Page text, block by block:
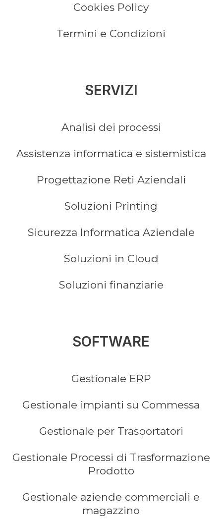
Cookies Policy
Termini e Condizioni
SERVIZI
Analisi dei processi
Assistenza informatica e sistemistica
Progettazione Reti Aziendali
Soluzioni Printing
Sicurezza Informatica Aziendale
Soluzioni in Cloud
Soluzioni finanziarie
SOFTWARE
Gestionale ERP
Gestionale impianti su Commessa
Gestionale per Trasportatori
Gestionale Processi di Trasformazione
Prodotto
Gestionale aziende commerciali e
magazzino